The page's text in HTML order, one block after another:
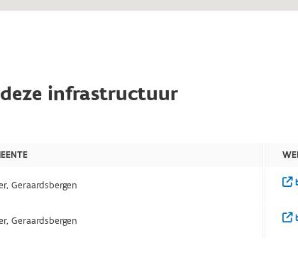
infrastructuur
Geraardsbergen
Geraardsbergen